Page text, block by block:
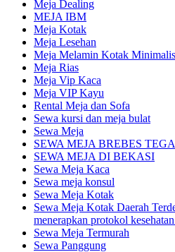
Meja Dealing
MEJA IBM
Meja Kotak
Meja Lesehan
Meja Melamin Kotak Minimalis
Meja Rias
Meja Vip Kaca
Meja VIP Kayu
Rental Meja dan Sofa
Sewa kursi dan meja bulat
Sewa Meja
SEWA MEJA BREBES
SEWA MEJA DI BEKASI
Sewa Meja Kaca
Sewa meja konsul
Sewa Meja Kotak
Sewa Meja Kotak Daerah
menerapkan protokol
Sewa Meja Termurah
Sewa Panggung